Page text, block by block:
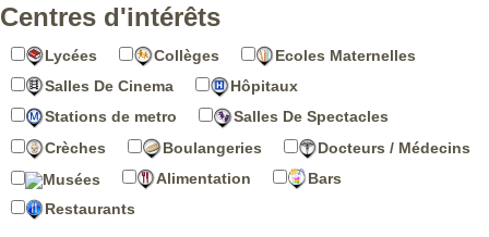
Centres d'intérêts
Lycées Collèges
Ecoles Maternelles
Salles De Cinema
Hôpitaux
Stations de metro
Salles De Spectacles
Crèches
Boulangeries
Docteurs / Médecins
Musées
Alimentation
Bars
Restaurants